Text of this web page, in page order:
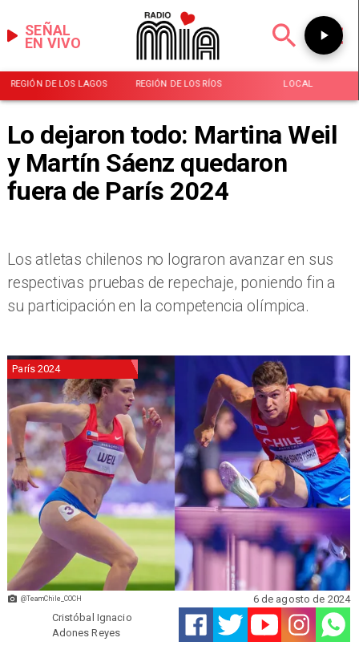
EN VIVO
SEÑAL
REGIÓN DE LOS LAGOS REGIÓN DE LOS RÍOS LOCAL
Lo dejaron todo: Martina Weil
y Martín Sáenz quedaron
fuera de París 2024
Los atletas chilenos no lograron avanzar en sus
respectivas pruebas de repechaje, poniendo fin a
su participación en la competencia olímpica.
@TeamChile_COCH
París 2024
Cristóbal Ignacio
Adones Reyes
6 de agosto de 2024